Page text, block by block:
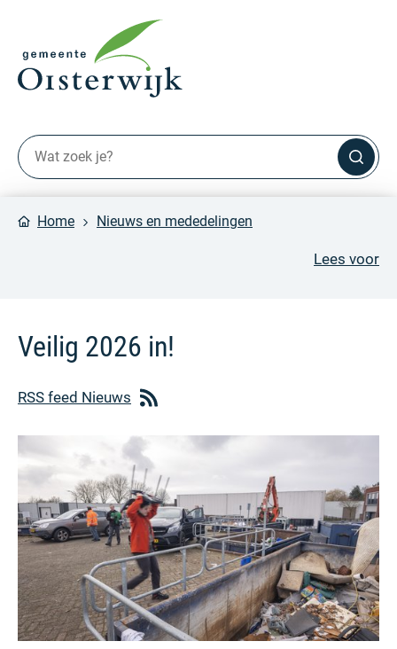
Home Nieuws en mededelingen
Lees voor
Veilig 2026 in!
RSS feed Nieuws